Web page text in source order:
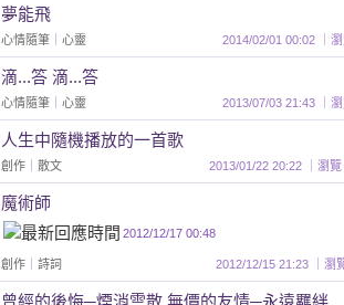
夢能飛
心情隨筆 心靈 2014/02/01 00:02 ｜
滴...答 滴...答
心情隨筆 心靈 2013/07/03 21:43 ｜
人生中隨機播放的一首歌
創作 散文 2013/01/22 20:22 ｜瀏
魔術師
2012/12/17 00:48
創作 詩詞 2012/12/15 21:23 ｜瀏
曾經的後悔─煙消雲散 無價的友情─永遠羈絆